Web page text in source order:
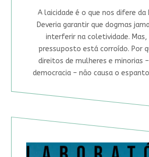
A laicidade é o que nos difere da
Deveria garantir que dogmas
interferir na coletividade. Mas,
pressuposto está corroído. Por
direitos de mulheres e minorias
democracia – não causa o